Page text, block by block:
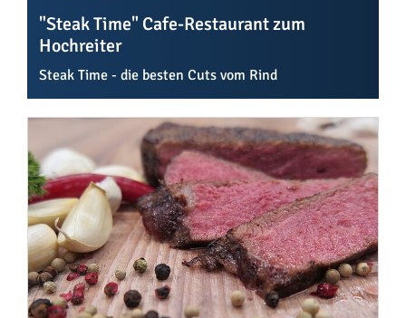
"Steak Time" Cafe-Restaurant zum
Hochreiter
Steak Time - die besten Cuts vom Rind